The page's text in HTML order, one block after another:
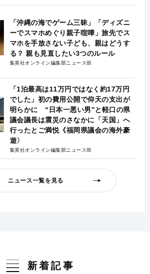
「沖縄の海でゲーム三昧」「ディズニ
ーでスマホめぐり親子喧嘩」旅先でス
マホを手放さない子ども、親はどうす
る？ 親も見直したい3つのルール
集英社オンライン編集部ニュース班
「1泊最高は11万円ではなく約17万円
でした」初の費用公開で仰天の支出が
明らかに “日本一悪い男”と軽口の県
議会議長は震災のさなかに「天国」へ
行ったとご満悦《福岡県議会の海外豪
遊〉
集英社オンライン編集部ニュース班
ニュース一覧を見る
新着記事